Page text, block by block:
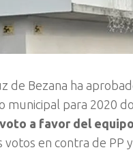
de Bezana ha
para 2020
voto a favor del equipo
votos en contra de PP